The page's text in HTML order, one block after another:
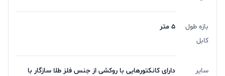
بازه طول
کابل
5 متر
سایر
دارای کانکتورهایی با روکشی از جنس فلز طلا سازگار با